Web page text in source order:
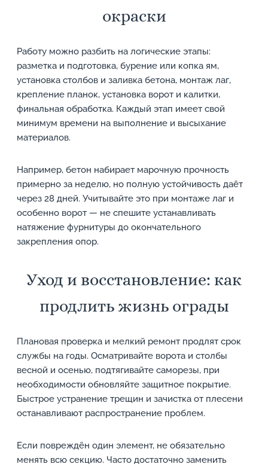
окраски
Работу можно разбить на логические этапы:
разметка и подготовка, бурение или копка ям,
установка столбов и заливка бетона, монтаж лаг,
крепление планок, установка ворот и калитки,
финальная обработка. Каждый этап имеет свой
минимум времени на выполнение и высыхание
материалов.
Например, бетон набирает марочную прочность
примерно за неделю, но полную устойчивость даёт
через 28 дней. Учитывайте это при монтаже лаг и
особенно ворот — не спешите устанавливать
натяжение фурнитуры до окончательного
закрепления опор.
Уход и восстановление: как
продлить жизнь ограды
Плановая проверка и мелкий ремонт продлят срок
службы на годы. Осматривайте ворота и столбы
весной и осенью, подтягивайте саморезы, при
необходимости обновляйте защитное покрытие.
Быстрое устранение трещин и зачистка от плесени
останавливают распространение проблем.
Если повреждён один элемент, не обязательно
менять всю секцию. Часто достаточно заменить